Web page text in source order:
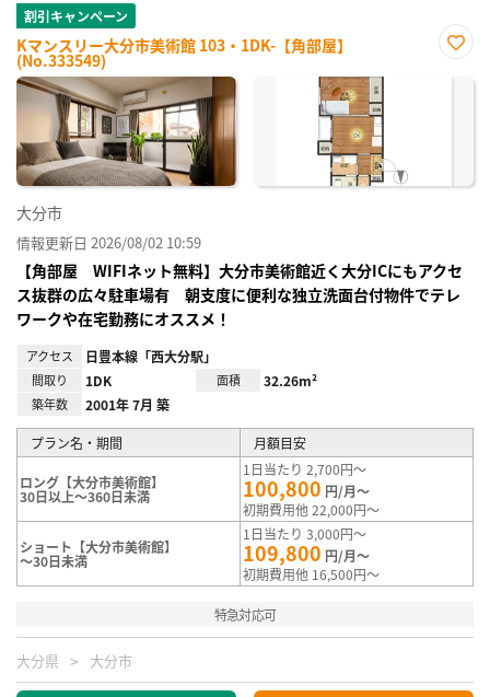
割引キャンペーン
Kマンスリー大分市美術館 103・1DK-【角部屋】
(No.333549)
に入
大分市
情報更新日 2026/08/02 10:59
【角部屋 WIFIネット無料】大分市美術館近く大分ICにもアクセ
ス抜群の広々駐車場有 朝支度に便利な独立洗面台付物件でテレ
ワークや在宅勤務にオススメ！
アクセス 日豊本線「西大分駅」
間取り 1DK 面積 32.26m²
築年数 2001年 7月 築
プラン名・期間 月額目安
ロング【大分市美術館】
30日以上～360日未満
1日当たり 2,700円～
100,800 円/月～
初期費用他 22,000円～
ショート【大分市美術館】
～30日未満
1日当たり 3,000円～
109,800 円/月～
初期費用他 16,500円～
特急対応可
大分県 大分市